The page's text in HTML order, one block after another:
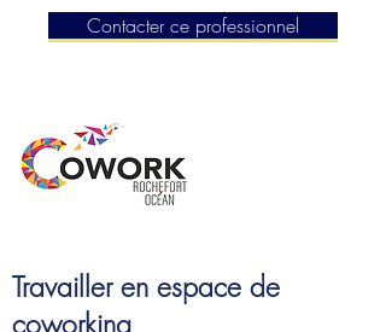
Contacter ce professionnel
Travailler en espace de
coworking